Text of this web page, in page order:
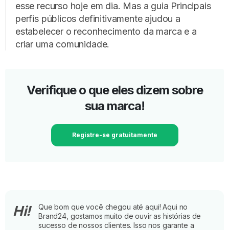
esse recurso hoje em dia. Mas a guia Principais
perfis públicos definitivamente ajudou a
estabelecer o reconhecimento da marca e a
criar uma comunidade.
Verifique o que eles dizem sobre
sua marca!
Registre-se gratuitamente
Hi!
Que bom que você chegou até aqui! Aqui no
Brand24, gostamos muito de ouvir as histórias de
sucesso de nossos clientes. Isso nos garante a